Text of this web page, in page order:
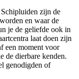
zijn de
en waar de
je de geliefde ook in
laat doen zijn
een moment voor
de dierbare kenden.
genodigden of